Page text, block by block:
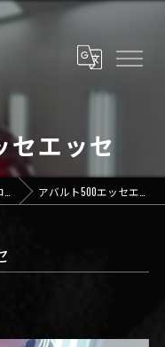
セエッセ
アバルト500エッセエッセ